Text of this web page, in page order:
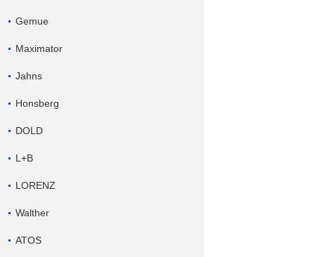
Gemue
Maximator
Jahns
Honsberg
DOLD
L+B
LORENZ
Walther
ATOS